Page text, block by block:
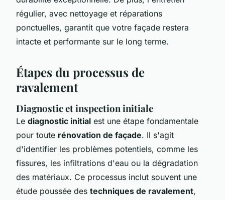
régulier, avec nettoyage et réparations
ponctuelles, garantit que votre façade restera
intacte et performante sur le long terme.
Étapes du processus de
ravalement
Diagnostic et inspection initiale
Le diagnostic initial est une étape fondamentale
pour toute rénovation de façade. Il s'agit
d'identifier les problèmes potentiels, comme les
fissures, les infiltrations d'eau ou la dégradation
des matériaux. Ce processus inclut souvent une
étude poussée des techniques de ravalement,